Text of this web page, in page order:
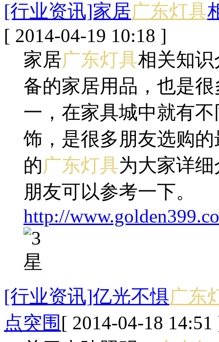
[行业资讯]家居广东灯具
[ 2014-04-19 10:18 ]
家居广东灯具相关知
备的家居用品，也是
一，在家具城中就有
饰，是很多朋友选购
的广东灯具为大家详
朋友可以参考一下。
http://
[行业资讯]亿光不惧广东
点突围 [ 2014-04-18 14:51